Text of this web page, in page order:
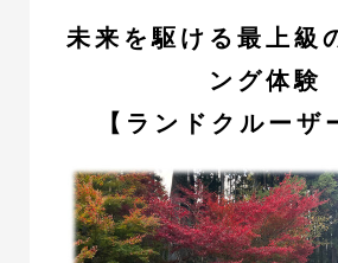
未来を駆ける最上級
ング体験
【ランドクルーザ